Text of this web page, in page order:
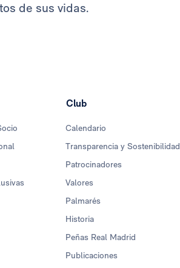
de sus vidas.
Club
Calendario
Transparencia y Sostenibilidad
Patrocinadores
Valores
Palmarés
Historia
Peñas Real Madrid
Publicaciones